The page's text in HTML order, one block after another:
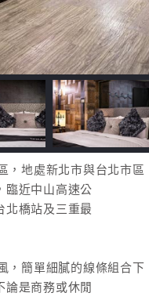
，地處新北市與台北市區
臨近中山高速公
北橋站及三重最
，簡單細膩的線條組合下
論是商務或休閒